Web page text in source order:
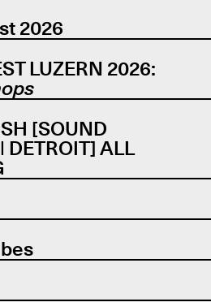
2026
LUZERN 2026:
[SOUND
DETROIT] ALL